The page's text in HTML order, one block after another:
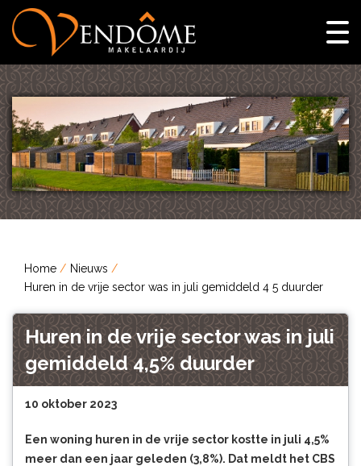
Home
Nieuws
Huren in de vrije sector was in juli gemiddeld 4 5 duurder
Huren in de vrije sector was in juli
gemiddeld 4,5% duurder
10 oktober 2023
Een woning huren in de vrije sector kostte in juli 4,5%
meer dan een jaar geleden (3,8%). Dat meldt het CBS